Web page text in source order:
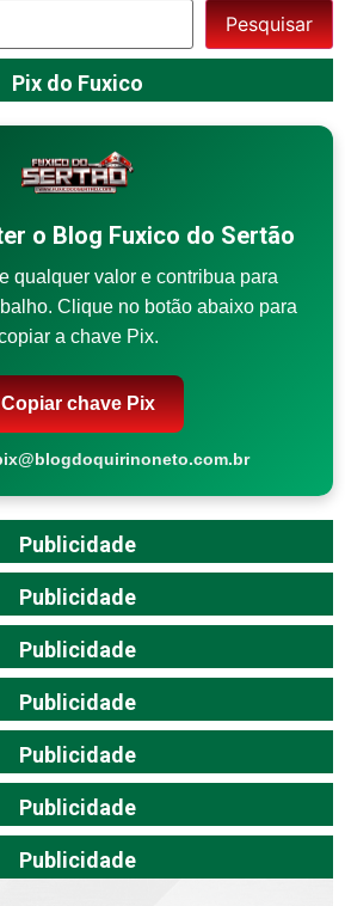
Pesquisar
Pix do Fuxico
o Blog Fuxico do Sertão
qualquer valor e contribua para
Clique no botão abaixo para
a chave Pix.
Copiar chave Pix
Publicidade
Publicidade
Publicidade
Publicidade
Publicidade
Publicidade
Publicidade